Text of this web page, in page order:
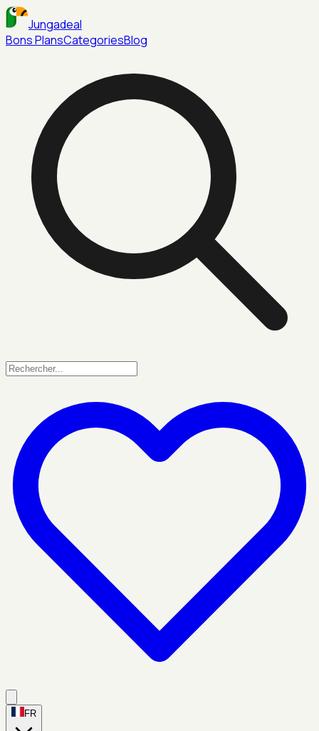
Jungadeal
Bons PlansCategoriesBlog
FR